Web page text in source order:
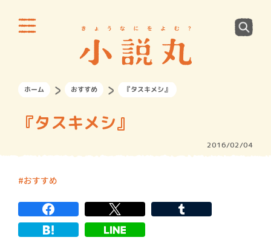
ホーム おすすめ 『タスキメシ』
『タスキメシ』
2016/02/04
おすすめ